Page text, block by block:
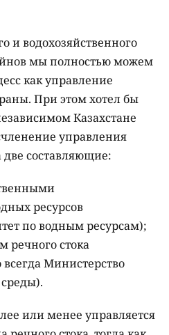
и водохозяйственного
мы полностью можем
как управление
При этом хотел бы
Казахстане
управления
составляющие:
ресурсов
по водным ресурсам);
речного стока
Министерство
или менее управляется